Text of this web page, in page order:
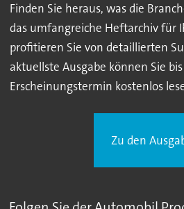
Finden Sie heraus, was die
das umfangreiche Heftarchiv für
profitieren Sie von detaillierten
aktuellste Ausgabe können Sie
Erscheinungstermin kostenlos
Zu den